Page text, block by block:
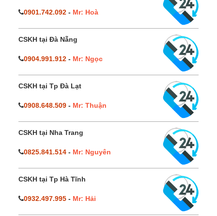
0901.742.092 - Mr: Hoà
CSKH tại Đà Nẵng
0904.991.912 - Mr: Ngọc
CSKH tại Tp Đà Lạt
0908.648.509 - Mr: Thuận
CSKH tại Nha Trang
0825.841.514 - Mr: Nguyên
CSKH tại Tp Hà Tĩnh
0932.497.995 - Mr: Hải